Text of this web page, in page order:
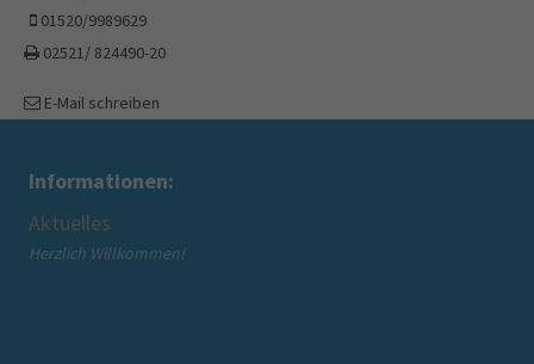
01520/9989629
02521/ 824490-20
E-Mail schreiben
Informationen:
Wir über uns
Über den Mütterzentrum Beckum e.V.